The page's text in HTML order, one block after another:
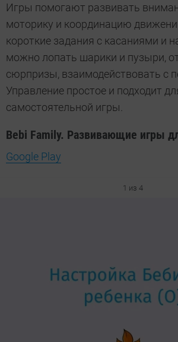
Игры помогают развивать
моторику и координацию
короткие задания с касаниями и
можно лопать шарики и пузыри,
сюрпризы, взаимодействовать с
Управление простое и подходит
самостоятельной игры.
Bebi Family. Развивающие игры
Google Play
1 из 4